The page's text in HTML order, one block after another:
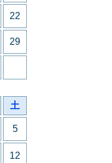
22
29
土
5
12